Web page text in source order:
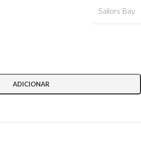
Sailors Bay
ADICIONAR